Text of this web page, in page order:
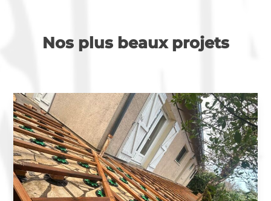
Nos plus beaux projets